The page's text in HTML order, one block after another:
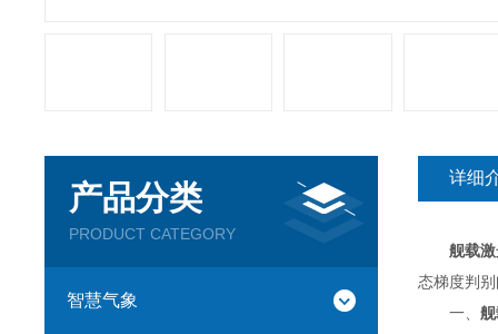
产品分类
PRODUCT CATEGORY
智慧气象
详细
舰载
态梯度判
一、